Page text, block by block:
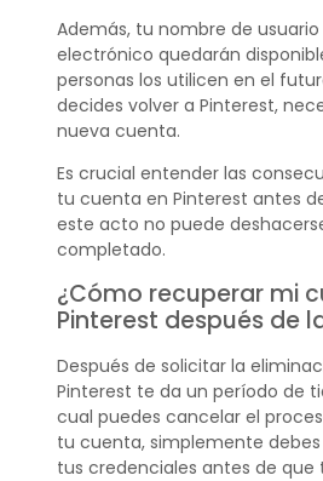
Además, tu nombre de
electrónico quedarán
personas los utilicen en el
decides volver a Pinterest,
nueva cuenta.
Es crucial entender las
tu cuenta en Pinterest antes
este acto no puede
completado.
¿Cómo recuperar mi
Pinterest después de
Después de solicitar la
Pinterest te da un período de
cual puedes cancelar el
tu cuenta, simplemente
tus credenciales antes de que